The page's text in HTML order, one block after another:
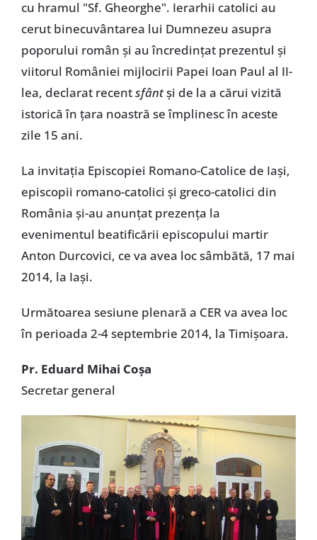
cu hramul "Sf. Gheorghe". Ierarhii catolici au
cerut binecuvântarea lui Dumnezeu asupra
poporului român şi au încredinţat prezentul şi
viitorul României mijlocirii Papei Ioan Paul al II-
lea, declarat recentsfântşi de la a cărui vizită
istorică în ţara noastră se împlinesc în aceste
zile 15 ani.
La invitaţia Episcopiei Romano-Catolice de Iaşi,
episcopii romano-catolici şi greco-catolici din
România şi-au anunţat prezenţa la
evenimentul beatificării episcopului martir
Anton Durcovici, ce va avea loc sâmbătă, 17 mai
2014, la Iaşi.
Următoarea sesiune plenară a CER va avea loc
în perioada 2-4 septembrie 2014, la Timişoara.
Pr. Eduard Mihai Coşa
Secretar general